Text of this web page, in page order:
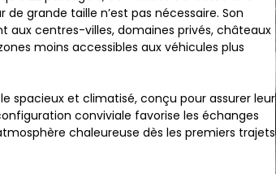
grande taille n’est pas nécessaire. Son
centres-villes, domaines privés, châteaux
moins accessibles aux véhicules plus
spacieux et climatisé, conçu pour assurer leur
conviviale favorise les échanges
chaleureuse dès les premiers trajets